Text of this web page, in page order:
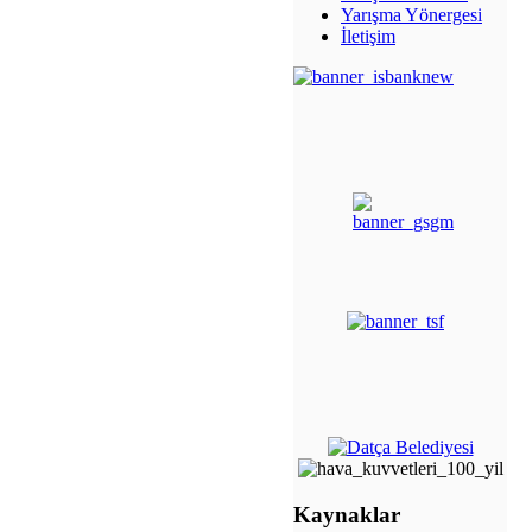
Yarışma Yönergesi
İletişim
Kaynaklar